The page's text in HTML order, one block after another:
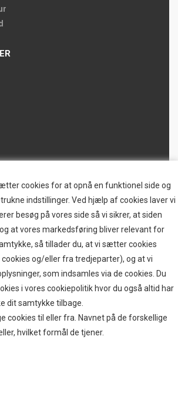
cookies for at opnå en funktionel side og
indstillinger. Ved hjælp af cookies laver vi
besøg på vores side så vi sikrer, at siden
at vores markedsføring bliver relevant for
så tillader du, at vi sætter cookies
og/eller fra tredjeparter), og at vi
som indsamles via de cookies. Du
i vores cookiepolitik hvor du også altid har
dit samtykke tilbage.
cookies til eller fra. Navnet på de forskellige
hvilket formål de tjener.